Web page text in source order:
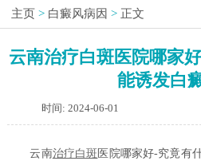
主页 > 白癜风病因 > 正文
云南治疗白斑医院哪家
能诱发白
时间: 2024-06-01
云南治疗白斑 医院哪家好-究竟有